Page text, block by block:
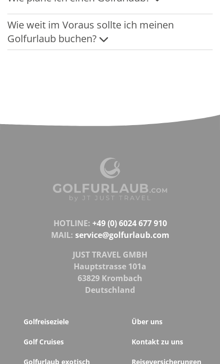
Wie weit im Voraus sollte ich meinen
Golfurlaub buchen?
HOTLINE: +49 (0) 6024 677 910
MAIL: service@golfurlaub.com
JUST TRAVEL GMBH
Hauptstrasse 101a
63829 Krombach
Deutschland
Golfreiseziele
Golf Cruises
Golfurlaub exotisch
Über uns
Kontakt zu uns
Reiseversicherungen